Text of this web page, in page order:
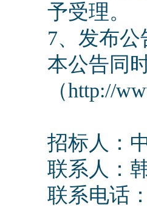
予受理。
7、发布
本公告同
（http://
招标人：
联系人：
联系电话